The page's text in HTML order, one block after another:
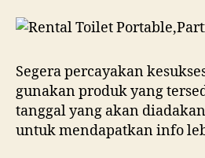
Segera percayakan
gunakan produk yang
tanggal yang akan
untuk mendapatkan info